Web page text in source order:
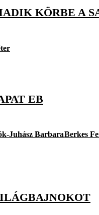
KÖRBE A
EB
Juhász BarbaraBerkes